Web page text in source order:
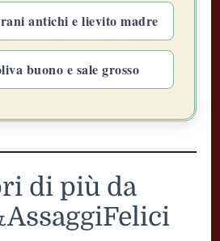
antichi e lievito madre
buono e sale grosso
di più da